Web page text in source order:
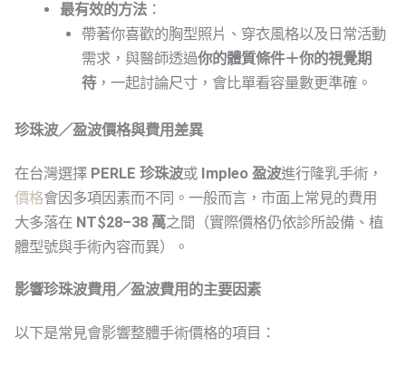
最有效的方法：
帶著你喜歡的胸型照片、穿衣風格以及日常活動
需求，與醫師透過你的體質條件＋你的視覺期
待，一起討論尺寸，會比單看容量數更準確。
珍珠波／盈波價格與費用差異
在台灣選擇 PERLE 珍珠波或 Impleo 盈波進行隆乳手術，
價格會因多項因素而不同。一般而言，市面上常見的費用
大多落在 NT$28–38 萬之間（實際價格仍依診所設備、植
體型號與手術內容而異）。
影響珍珠波費用／盈波費用的主要因素
以下是常見會影響整體手術價格的項目：